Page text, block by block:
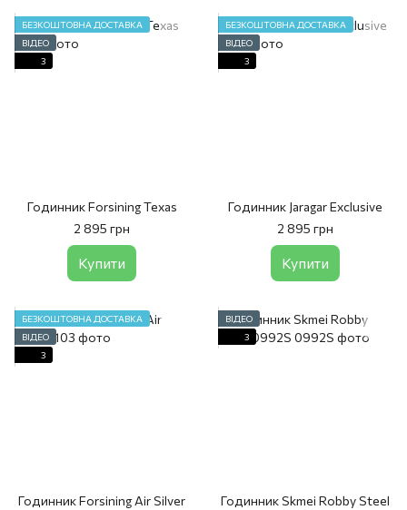
БЕЗКОШТОВНА ДОСТАВКА
ВІДЕО
3
Годинник Forsining Texas
2 895 грн
Купити
БЕЗКОШТОВНА ДОСТАВКА
ВІДЕО
3
Годинник Jaragar Exclusive
2 895 грн
Купити
БЕЗКОШТОВНА ДОСТАВКА
ВІДЕО
3
Годинник Forsining Air Silver
ВІДЕО
3
Годинник Skmei Robby Steel